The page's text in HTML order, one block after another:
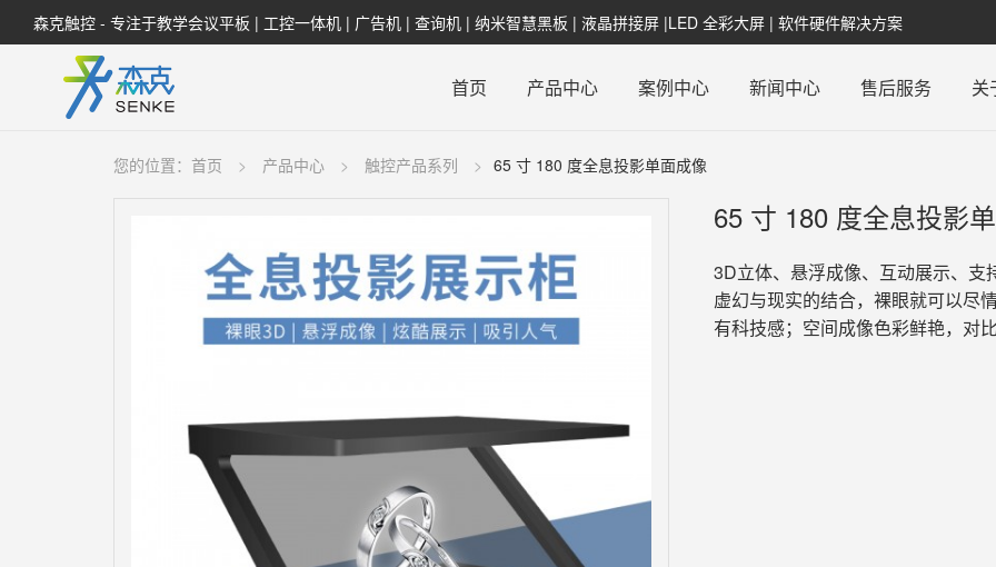
森克触控 - 专注于教学会议平板 | 工控一体机 | 广告机 | 查询机 | 纳米智慧黑板 | 液晶拼接屏 |LED 全彩大屏 | 软件硬件解决方案
首页 产品中心 案例中心 新闻中心 售后服务 关
您的位置： 首页 产品中心 触控产品系列 65 寸 180 度全息投影单面成像
65 寸 180 度全息投影
3D立体、悬浮成像、互动展示、支
虚幻与现实的结合，裸眼就可以尽
有科技感；空间成像色彩鲜艳，对